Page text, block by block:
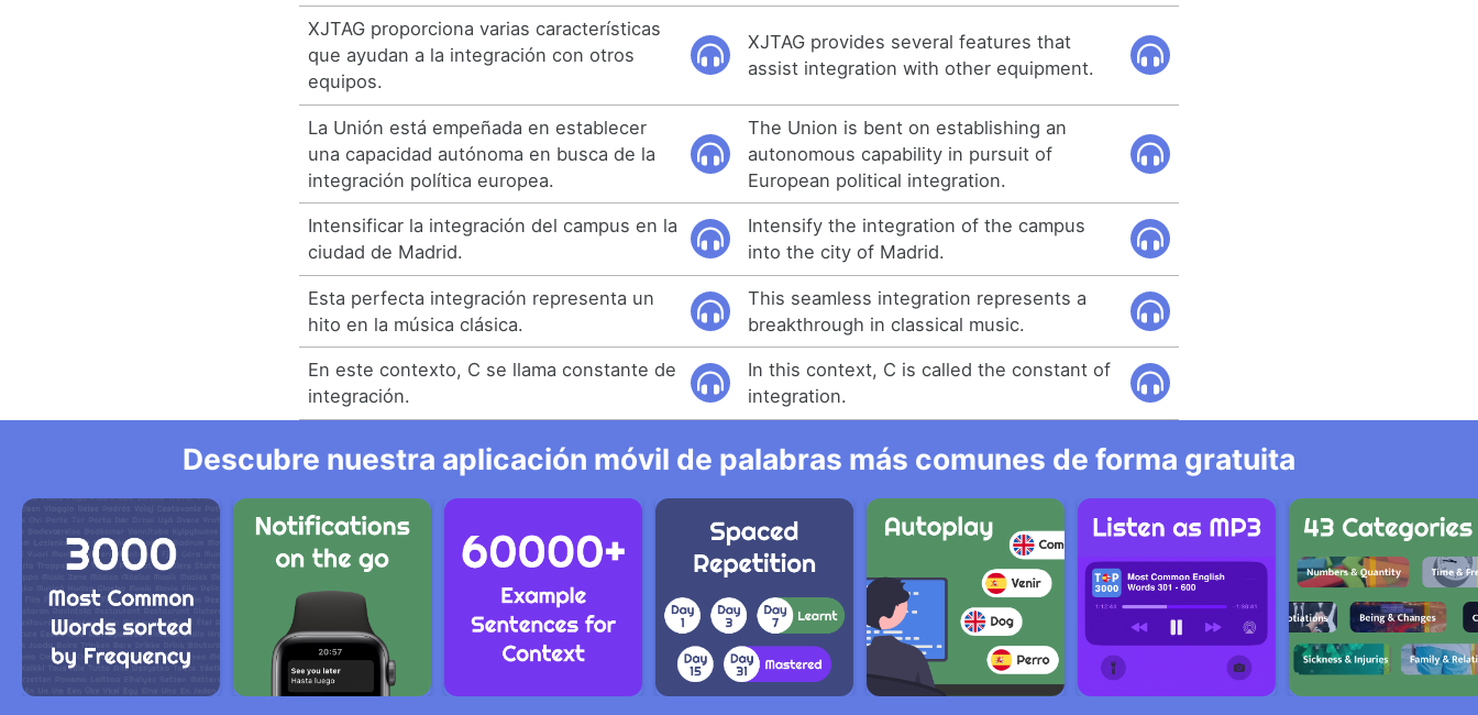
XJTAG proporciona varias características
que ayudan a la integración con otros
equipos.
XJTAG provides several features that
assist integration with other equipment.
La Unión está empeñada en establecer
una capacidad autónoma en busca de la
integración política europea.
The Union is bent on establishing an
autonomous capability in pursuit of
European political integration.
Intensificar la integración del campus en la
ciudad de Madrid.
Intensify the integration of the campus
into the city of Madrid.
Esta perfecta integración representa un
hito en la música clásica.
This seamless integration represents a
breakthrough in classical music.
En este contexto, C se llama constante de
integración.
In this context, C is called the constant of
integration.
Descubre nuestra aplicación móvil de palabras más comunes de forma gratuita